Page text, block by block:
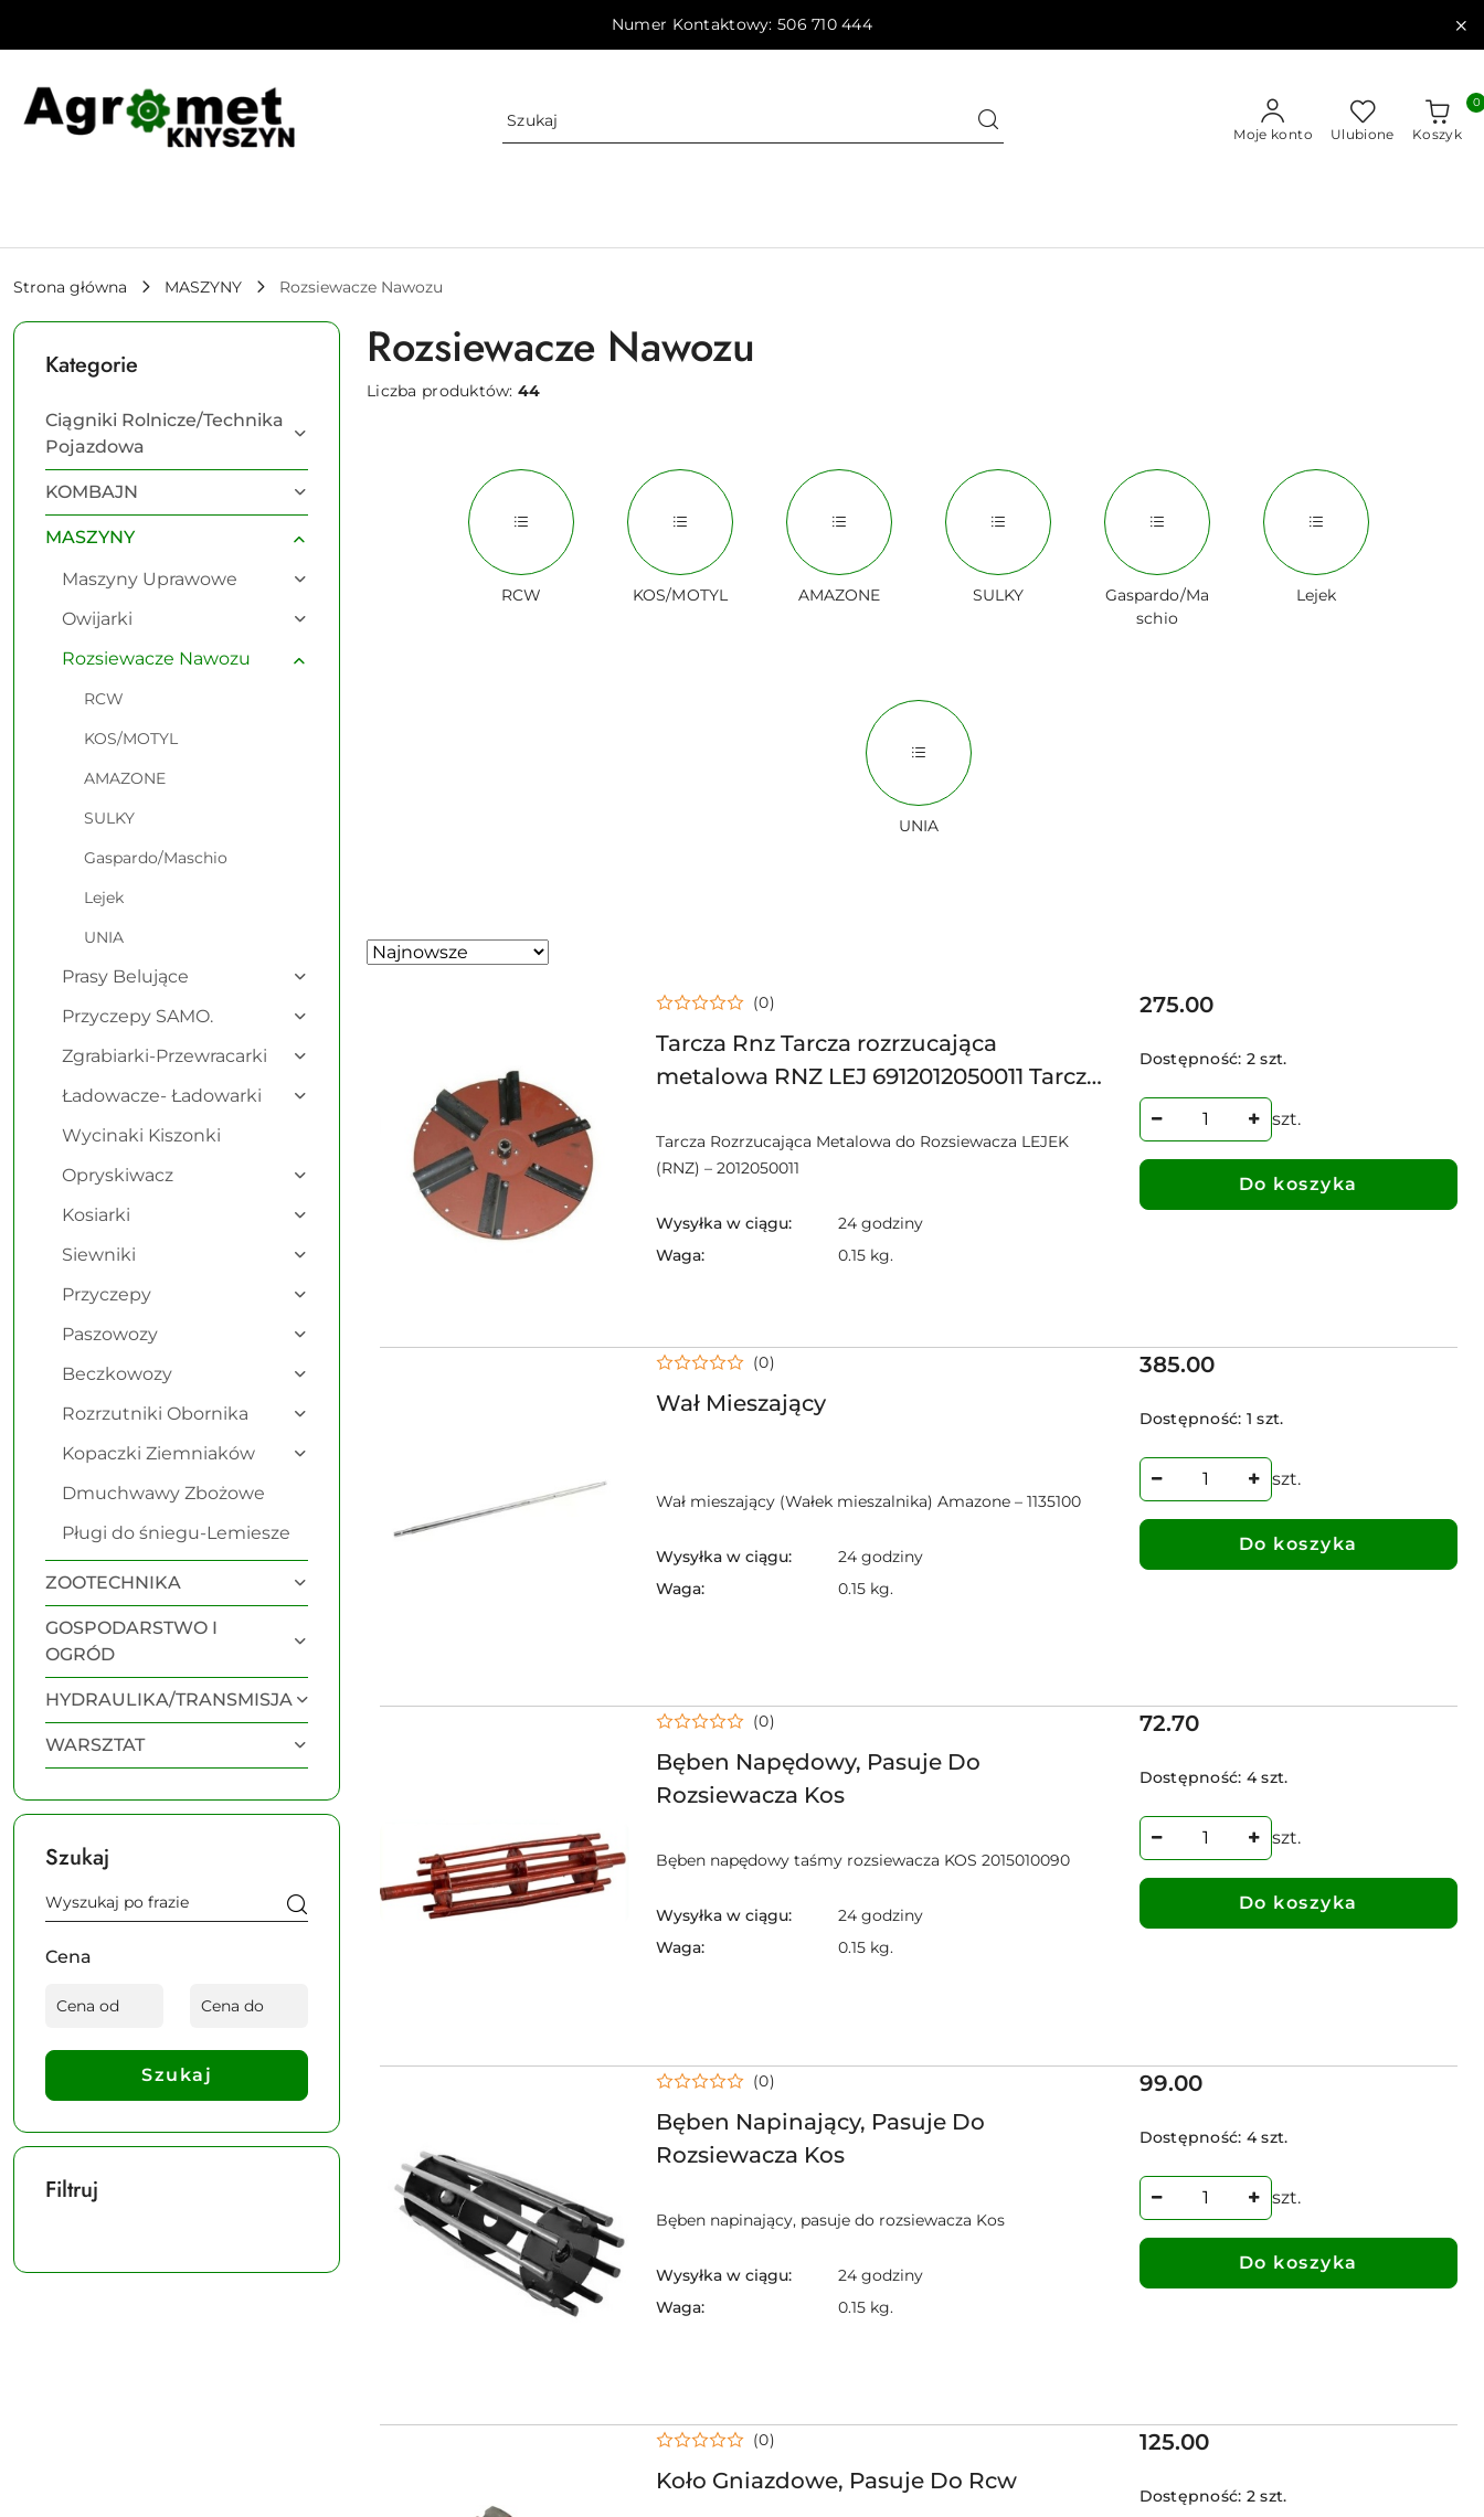
Numer Kontaktowy: 506 710 444
Moje konto Ulubione Koszyk
0
Strona główna MASZYNY Rozsiewacze Nawozu
Kategorie
Ciągniki Rolnicze/Technika
Pojazdowa
KOMBAJN
MASZYNY
Maszyny Uprawowe
Owijarki
Rozsiewacze Nawozu
RCW
KOS/MOTYL
AMAZONE
SULKY
Gaspardo/Maschio
Lejek
UNIA
Prasy Belujące
Przyczepy SAMO.
Zgrabiarki-Przewracarki
Ładowacze- Ładowarki
Wycinaki Kiszonki
Opryskiwacz
Kosiarki
Siewniki
Przyczepy
Paszowozy
Beczkowozy
Rozrzutniki Obornika
Kopaczki Ziemniaków
Dmuchwawy Zbożowe
Pługi do śniegu-Lemiesze
ZOOTECHNIKA
GOSPODARSTWO I
OGRÓD
HYDRAULIKA/TRANSMISJA
WARSZTAT
Szukaj
Cena
Szukaj
Filtruj
Rozsiewacze Nawozu
Liczba produktów:44
RCW KOS/MOTYL AMAZONE SULKY
Gaspardo/Ma
schio
Lejek
UNIA
Zastosowano
Sortuj
Tarcza Rnz Tarcza rozrzucająca
metalowa RNZ LEJ 6912012050011 Tarcza
(0)
Tarcza Rozrzucająca Metalowa do Rozsiewacza LEJEK
(RNZ) – 2012050011
Wysyłka w ciągu:
24 godziny
Waga:
0.15 kg.
Cena:
275.00
Dostępność: 2 szt.
szt.
Do koszyka
Wał Mieszający
(0)
Wał mieszający (Wałek mieszalnika) Amazone – 1135100
Wysyłka w ciągu:
24 godziny
Waga:
0.15 kg.
Cena:
385.00
Dostępność: 1 szt.
szt.
Do koszyka
Bęben Napędowy, Pasuje Do
Rozsiewacza Kos
(0)
Bęben napędowy taśmy rozsiewacza KOS 2015010090
Wysyłka w ciągu:
24 godziny
Waga:
0.15 kg.
Cena:
72.70
Dostępność: 4 szt.
szt.
Do koszyka
Bęben Napinający, Pasuje Do
Rozsiewacza Kos
(0)
Bęben napinający, pasuje do rozsiewacza Kos
Wysyłka w ciągu:
24 godziny
Waga:
0.15 kg.
Cena:
99.00
Dostępność: 4 szt.
szt.
Do koszyka
Koło Gniazdowe, Pasuje Do Rcw
(0) Cena:
125.00
Dostępność: 2 szt.